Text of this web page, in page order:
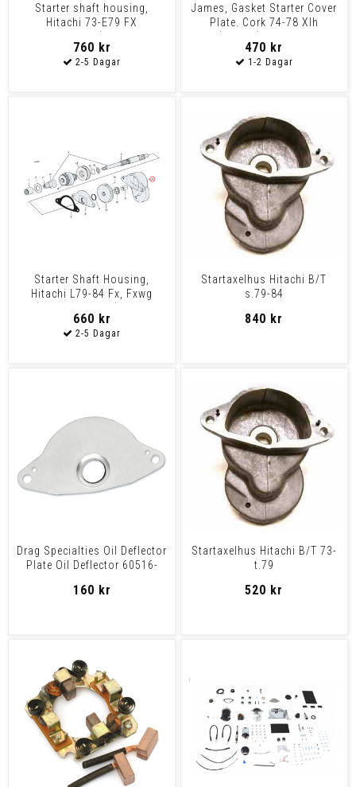
Starter shaft housing,
Hitachi 73-E79 FX
Shovelheads (excl. all FL
mod
760 kr
James, Gasket Starter Cover
Plate. Cork 74-78 Xlh
(Hitachi), 79-80 Xl
470 kr
Starter Shaft Housing,
Hitachi L79-84 Fx, Fxwg
660 kr
Startaxelhus Hitachi B/T
s.79-84
840 kr
Drag Specialties Oil Deflector
Plate Oil Deflector 60516-
160 kr
Startaxelhus Hitachi B/T 73-
t.79
520 kr